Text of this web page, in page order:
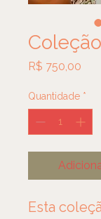
R$ 750,00
Quantidade *
Esta